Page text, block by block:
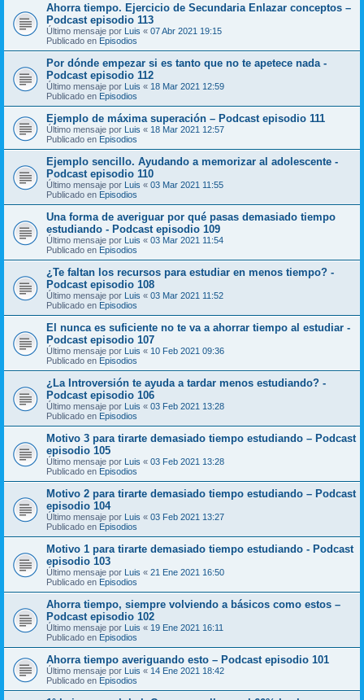
Ahorra tiempo. Ejercicio de Secundaria Enlazar conceptos –
Podcast episodio 113
Último mensaje por Luis « 07 Abr 2021 19:15
Publicado en Episodios
Por dónde empezar si es tanto que no te apetece nada -
Podcast episodio 112
Último mensaje por Luis « 18 Mar 2021 12:59
Publicado en Episodios
Ejemplo de máxima superación – Podcast episodio 111
Último mensaje por Luis « 18 Mar 2021 12:57
Publicado en Episodios
Ejemplo sencillo. Ayudando a memorizar al adolescente -
Podcast episodio 110
Último mensaje por Luis « 03 Mar 2021 11:55
Publicado en Episodios
Una forma de averiguar por qué pasas demasiado tiempo
estudiando - Podcast episodio 109
Último mensaje por Luis « 03 Mar 2021 11:54
Publicado en Episodios
¿Te faltan los recursos para estudiar en menos tiempo? -
Podcast episodio 108
Último mensaje por Luis « 03 Mar 2021 11:52
Publicado en Episodios
El nunca es suficiente no te va a ahorrar tiempo al estudiar -
Podcast episodio 107
Último mensaje por Luis « 10 Feb 2021 09:36
Publicado en Episodios
¿La Introversión te ayuda a tardar menos estudiando? -
Podcast episodio 106
Último mensaje por Luis « 03 Feb 2021 13:28
Publicado en Episodios
Motivo 3 para tirarte demasiado tiempo estudiando – Podcast
episodio 105
Último mensaje por Luis « 03 Feb 2021 13:28
Publicado en Episodios
Motivo 2 para tirarte demasiado tiempo estudiando – Podcast
episodio 104
Último mensaje por Luis « 03 Feb 2021 13:27
Publicado en Episodios
Motivo 1 para tirarte demasiado tiempo estudiando - Podcast
episodio 103
Último mensaje por Luis « 21 Ene 2021 16:50
Publicado en Episodios
Ahorra tiempo, siempre volviendo a básicos como estos –
Podcast episodio 102
Último mensaje por Luis « 19 Ene 2021 16:11
Publicado en Episodios
Ahorra tiempo averiguando esto – Podcast episodio 101
Último mensaje por Luis « 14 Ene 2021 18:42
Publicado en Episodios